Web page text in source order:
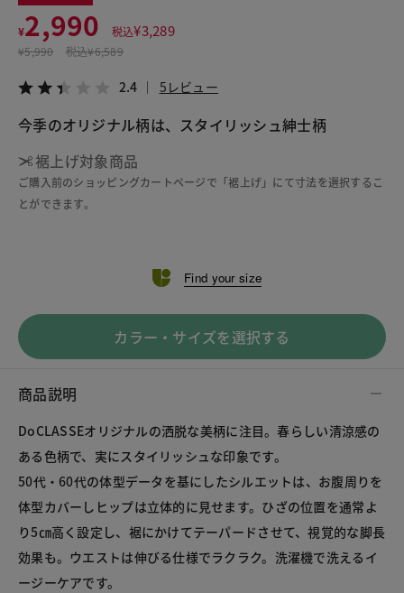
¥2,990 税込¥3,289
¥5,990 税込¥6,589
2.4 5レビュー
今季のオリジナル柄は、スタイリッシュ紳士柄
裾上げ対象商品
ご購入前のショッピングカートページで「裾上げ」にて寸法を選択するこ
とができます。
Find your size
カラー・サイズを選択する
商品説明
DoCLASSEオリジナルの洒脱な美柄に注目。春らしい清涼感の
ある色柄で、実にスタイリッシュな印象です。
50代・60代の体型データを基にしたシルエットは、お腹周りを
体型カバーしヒップは立体的に見せます。ひざの位置を通常よ
り5㎝高く設定し、裾にかけてテーパードさせて、視覚的な脚長
効果も。ウエストは伸びる仕様でラクラク。洗濯機で洗えるイ
ージーケアです。